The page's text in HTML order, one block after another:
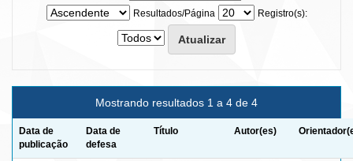
Resultados/Página
Registro(s):
Mostrando resultados 1 a 4 de 4
Data de
publicação
Data de
defesa
Título Autor(es)